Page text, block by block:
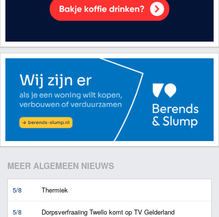
MEER ALGEMEEN NIEUWS
5/8 Thermiek
5/8 Dorpsverfraaiing Twello komt op TV Gelderland